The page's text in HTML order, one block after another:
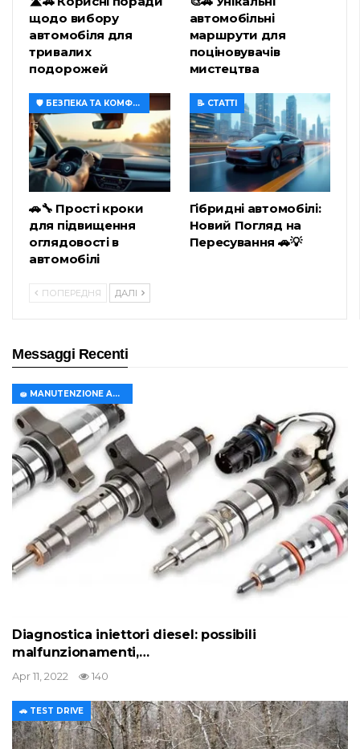
щодо вибору
автомобіля для
тривалих
подорожей
автомобільні
маршрути для
поціновувачів
мистецтва
🛡️ БЕЗПЕКА ТА КОМФОРТ
🚗🔧 Прості кроки
для підвищення
оглядовості в
автомобілі
📝 СТАТТІ
Гібридні автомобілі:
Новий Погляд на
Пересування 🚗💡
ПОПЕРЕДНЯ ДАЛІ
Messaggi Recenti
🧽 MANUTENZIONE AUTO
Diagnostica iniettori diesel: possibili
malfunzionamenti,…
Apr 11, 2022 140
🚗 TEST DRIVE